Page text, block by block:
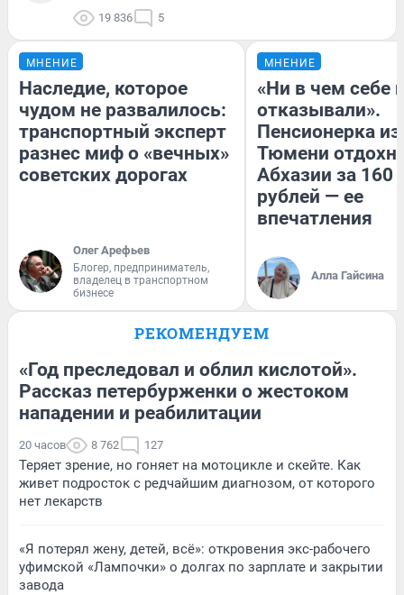
19 836 5
МНЕНИЕ
Наследие, которое
чудом не развалилось:
транспортный эксперт
разнес миф о «вечных»
советских дорогах
Олег Арефьев
Блогер, предприниматель,
владелец в транспортном
бизнесе
МНЕНИЕ
«Ни в чем себе
отказывали».
Пенсионерка из
Тюмени
Абхазии за 160
рублей — ее
впечатления
Алла Гайсина
РЕКОМЕНДУЕМ
«Год преследовал и облил кислотой».
Рассказ петербурженки о жестоком
нападении и реабилитации
20 часов 8 762 127
Теряет зрение, но гоняет на мотоцикле и скейте. Как
живет подросток с редчайшим диагнозом, от которого
нет лекарств
«Я потерял жену, детей, всё»: откровения экс-рабочего
уфимской «Лампочки» о долгах по зарплате и закрытии
завода